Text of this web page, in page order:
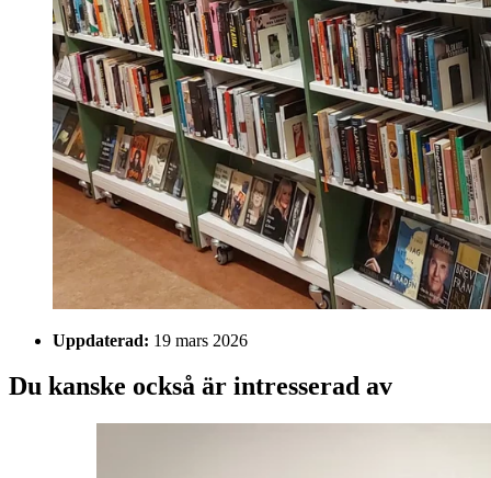
Uppdaterad: 19 mars 2026
Du kanske också är intresserad av